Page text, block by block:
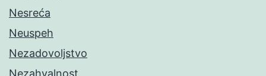
Nesreća
Neuspeh
Nezadovoljstvo